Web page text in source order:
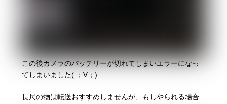
この後カメラのバッテリーが切れてしまいエラーになっ
てしまいました( ；∀；)
長尺の物は転送おすすめしませんが、もしやられる場合